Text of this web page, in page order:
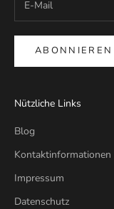
ABONNIEREN
Nützliche Links
Blog
Kontaktinformationen
Impressum
Datenschutz